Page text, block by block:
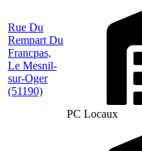
Rue Du
Rempart Du
Francpas,
Le Mesnil-
sur-Oger
(51190)
PC Locaux